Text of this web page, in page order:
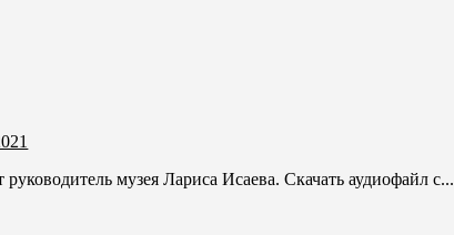
музея Лариса Исаева. Скачать аудиофайл с...